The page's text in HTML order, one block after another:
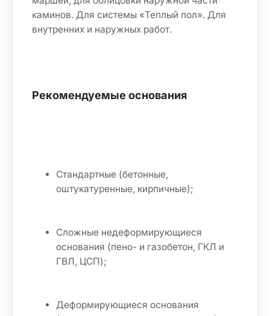
каминов. Для системы «Теплый пол». Для
внутренних и наружных работ.
Рекомендуемые основания
Стандартные (бетонные,
оштукатуренные, кирпичные);
Сложные недеформирующиеся
основания (пено- и газобетон, ГКЛ и
ГВЛ, ЦСП);
Деформирующиеся основания